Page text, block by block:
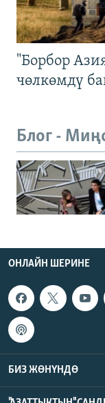
"Борбор
чөлкөмдү
Блог -
ОНЛАЙН ШЕРИНЕ
БИЗ ЖӨНҮНДӨ